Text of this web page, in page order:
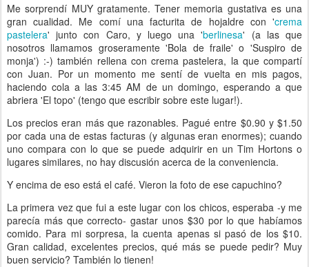
Me sorprendí MUY gratamente. Tener memoria gustativa es una
gran cualidad. Me comí una facturita de hojaldre con 'crema
pastelera' junto con Caro, y luego una 'berlinesa' (a las que
nosotros llamamos groseramente 'Bola de fraile' o 'Suspiro de
monja') :-) también rellena con crema pastelera, la que compartí
con Juan. Por un momento me sentí de vuelta en mis pagos,
haciendo cola a las 3:45 AM de un domingo, esperando a que
abriera 'El topo' (tengo que escribir sobre este lugar!).
Los precios eran más que razonables. Pagué entre $0.90 y $1.50
por cada una de estas facturas (y algunas eran enormes); cuando
uno compara con lo que se puede adquirir en un Tim Hortons o
lugares similares, no hay discusión acerca de la conveniencia.
Y encima de eso está el café. Vieron la foto de ese capuchino?
La primera vez que fui a este lugar con los chicos, esperaba -y me
parecía más que correcto- gastar unos $30 por lo que habíamos
comido. Para mi sorpresa, la cuenta apenas si pasó de los $10.
Gran calidad, excelentes precios, qué más se puede pedir? Muy
buen servicio? También lo tienen!